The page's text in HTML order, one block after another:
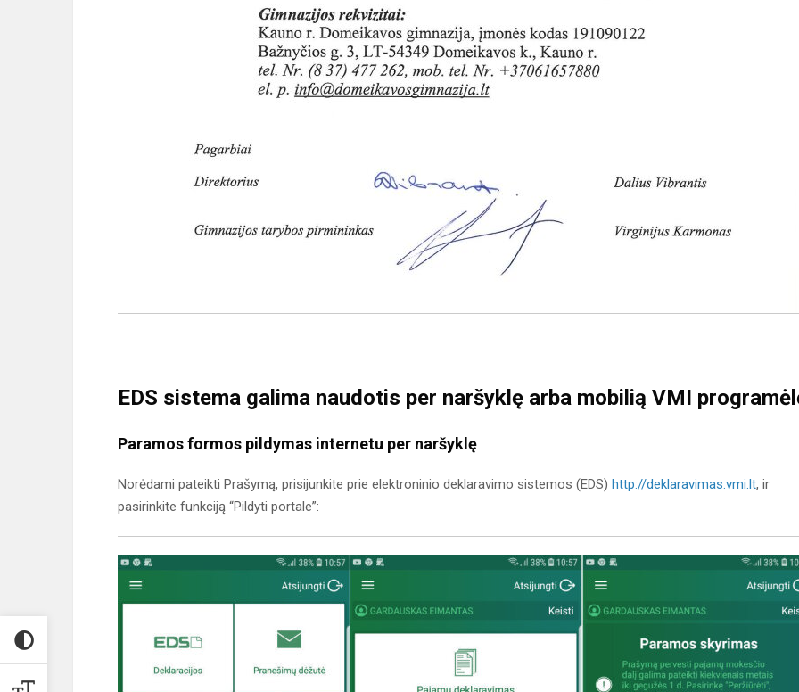
EDS sistema galima naudotis per naršyklę arba mobilią VMI
Paramos formos pildymas internetu per naršyklę
Norėdami pateikti Prašymą, prisijunkite prie elektroninio deklaravimo sistemos (EDS) http://deklaravimas.vmi.lt, ir
pasirinkite funkciją “Pildyti portale”: